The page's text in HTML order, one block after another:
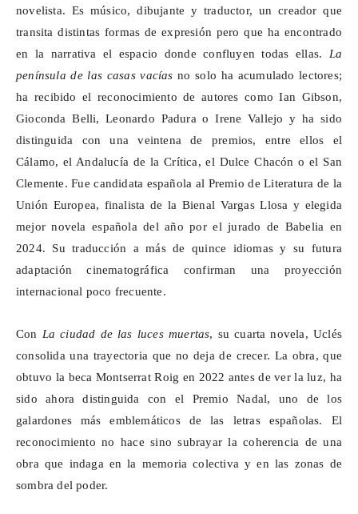
novelista. Es músico, dibujante y traductor, un creador que
transita distintas formas de expresión pero que ha encontrado
en la narrativa el espacio donde confluyen todas ellas. La
península de las casas vacías no solo ha acumulado lectores;
ha recibido el reconocimiento de autores como Ian Gibson,
Gioconda Belli, Leonardo Padura o Irene Vallejo y ha sido
distinguida con una veintena de premios, entre ellos el
Cálamo, el Andalucía de la Crítica, el Dulce Chacón o el San
Clemente. Fue candidata española al Premio de Literatura de la
Unión Europea, finalista de la Bienal Vargas Llosa y elegida
mejor novela española del año por el jurado de Babelia en
2024. Su traducción a más de quince idiomas y su futura
adaptación cinematográfica confirman una proyección
internacional poco frecuente.
Con La ciudad de las luces muertas, su cuarta novela, Uclés
consolida una trayectoria que no deja de crecer. La obra, que
obtuvo la beca Montserrat Roig en 2022 antes de ver la luz, ha
sido ahora distinguida con el Premio Nadal, uno de los
galardones más emblemáticos de las letras españolas. El
reconocimiento no hace sino subrayar la coherencia de una
obra que indaga en la memoria colectiva y en las zonas de
sombra del poder.